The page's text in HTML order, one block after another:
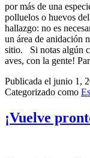
por más de una
polluelos o huevos
hallazgo: no es
un área de anidación
sitio. Si notas algún
aves, con la gente!
Publicada el junio 1,
Categorizado como
¡Vuelve